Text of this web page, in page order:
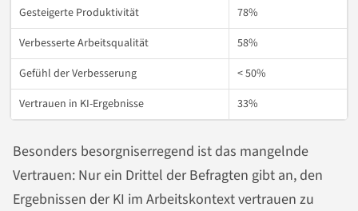
Gesteigerte Produktivität
78%
Verbesserte Arbeitsqualität
58%
Gefühl der Verbesserung
< 50%
Vertrauen in KI-Ergebnisse
33%
Besonders besorgniserregend ist das mangelnde
Vertrauen: Nur ein Drittel der Befragten gibt an, den
Ergebnissen der KI im Arbeitskontext vertrauen zu